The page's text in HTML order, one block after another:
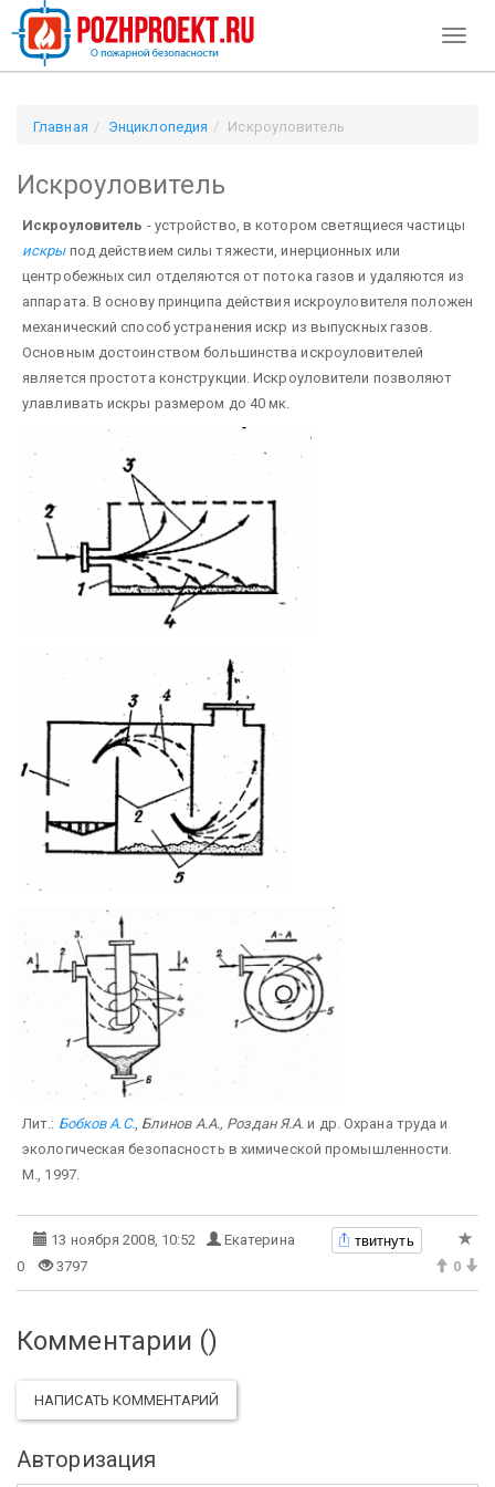
Главная Энциклопедия Искроуловитель
Искроуловитель
Искроуловитель - устройство, в котором светящиеся частицы
искрыпод действием силы тяжести, инерционных или
центробежных сил отделяются от потока газов и удаляются из
аппарата. В основу принципа действия искроуловителя положен
механический способ устранения искр из выпускных газов.
Основным достоинством большинства искроуловителей
является простота конструкции. Искроуловители позволяют
улавливать искры размером до 40 мк.
Лит.: Бобков А.С. Блинов А.А., Роздан Я.А. и др. Охрана труда и
экологическая безопасность в химической промышленности.
М., 1997.
13 ноября 2008, 10:52 Екатерина твитнуть
0 3797 0
Комментарии ()
НАПИСАТЬ КОММЕНТАРИЙ
Авторизация